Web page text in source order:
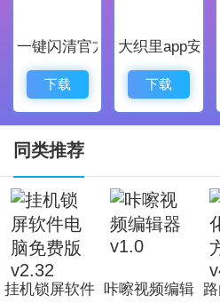
输入英文更方便，音近词、
各种您，可能输入的选项。
结合包含四十多万词条的中
输入，想到哪，写到哪。
想要网上搜索。想要输入多
粘贴，按下V键。必应输入法
索，多媒体输入，尽在您掌握
应用开放平台。
一键闪清官方最新版
下载
大织里app安
下载
同类推荐
挂机锁屏软件 咔嚓视频编辑